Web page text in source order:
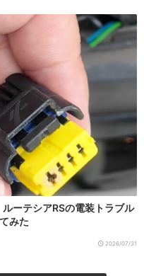
ーテシアRSの電装トラブル
みた
2026/07/31